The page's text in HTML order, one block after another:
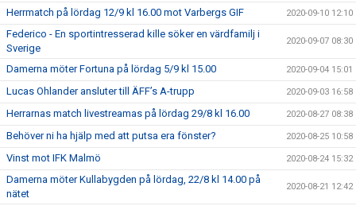
Herrmatch på lördag 12/9 kl 16.00 mot Varbergs GIF 2020-09-10 12:10
Federico - En sportintresserad kille söker en värdfamilj i
Sverige
2020-09-07 08:30
Damerna möter Fortuna på lördag 5/9 kl 15.00 2020-09-04 15:01
Lucas Ohlander ansluter till ÄFF’s A-trupp 2020-09-03 16:58
Herrarnas match livestreamas på lördag 29/8 kl 16.00 2020-08-27 08:38
Behöver ni ha hjälp med att putsa era fönster? 2020-08-25 10:58
Vinst mot IFK Malmö 2020-08-24 15:32
Damerna möter Kullabygden på lördag, 22/8 kl 14.00 på
nätet
2020-08-21 12:42